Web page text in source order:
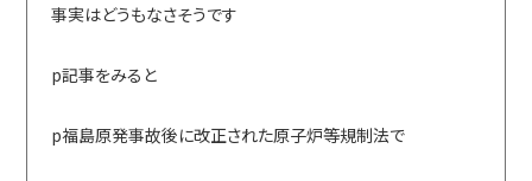
事実はどうもなさそうです
p記事をみると
p福島原発事故後に改正された原子炉等規制法で